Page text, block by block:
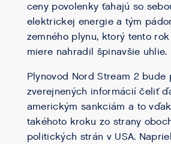
ceny povolenky ťahajú so
elektrickej energie a tým
zemného plynu, ktorý tento
miere nahradil špinavšie uhlie.
Plynovod Nord Stream 2 bude
zverejnených informácií čeliť
americkým sankciám a to
takéhoto kroku zo strany
politických strán v USA.